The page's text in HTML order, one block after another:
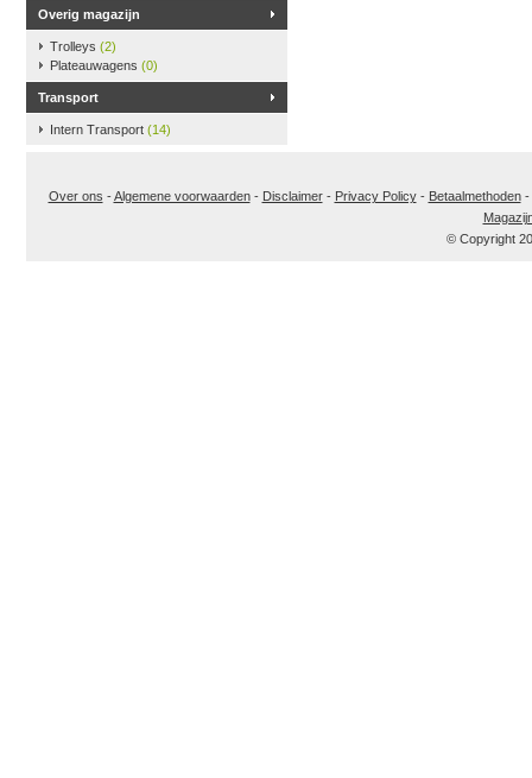
Overig magazijn
Trolleys (2)
Plateauwagens (0)
Transport
Intern Transport (14)
Over ons -Algemene voorwaarden- Disclaimer- Privacy Policy- Betaalmethoden-
© Copyright